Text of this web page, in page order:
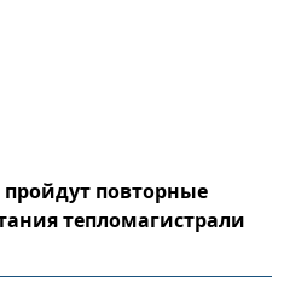
пройдут повторные
тепломагистрали